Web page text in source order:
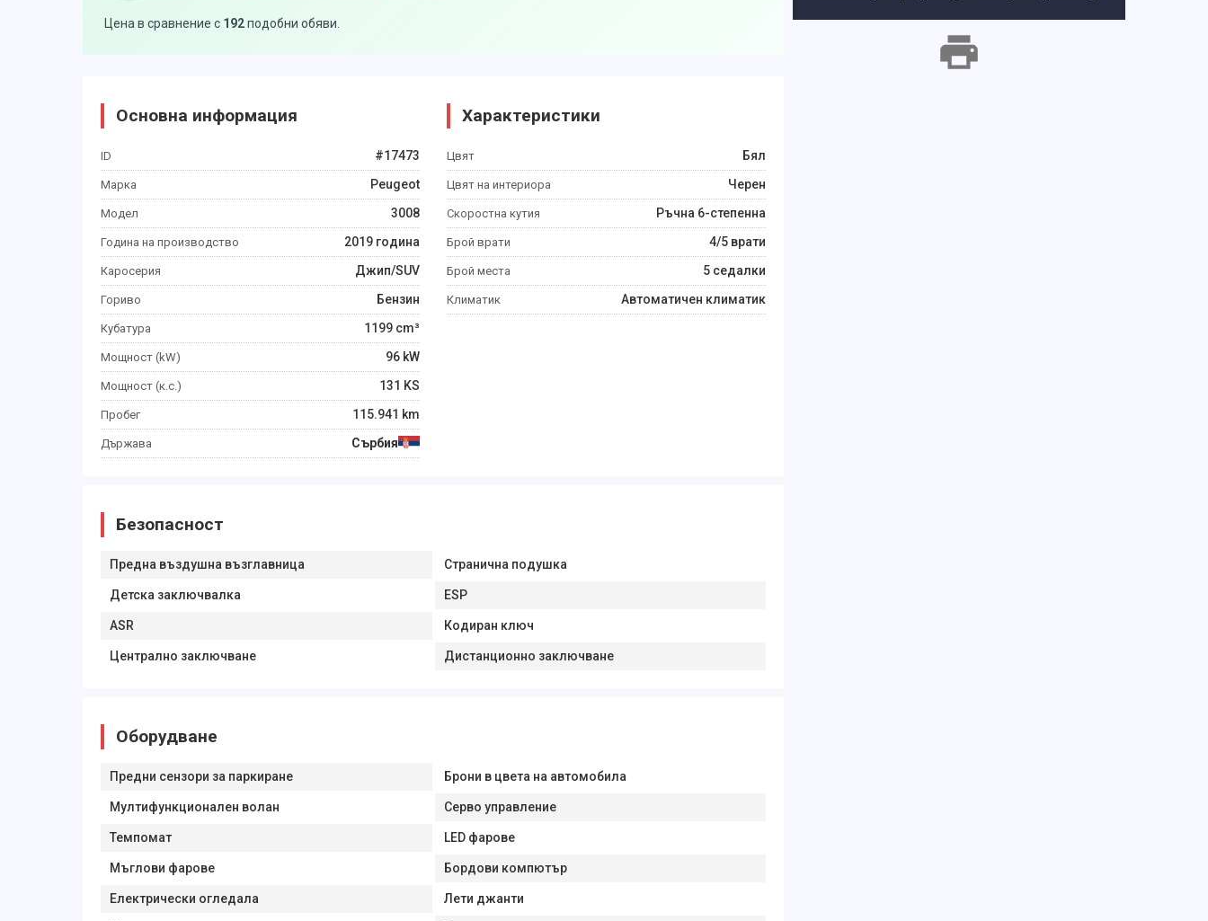
Цена в сравнение с 192подобни обяви
Основна информация
ID #17473
Марка Peugeot
Модел 3008
Година на производство 2019 година
Каросерия Джип/SUV
Гориво Бензин
Кубатура 1199 cm³
Мощност (kW) 96 kW
Мощност (к.с.) 131 KS
Пробег 115.941 km
Държава Сърбия
Характеристики
Цвят Бял
Цвят на интериора Черен
Скоростна кутия Ръчна 6-степенна
Брой врати 4/5 врати
Брой места 5 седалки
Климатик Автоматичен климатик
Безопасност
Предна въздушна възглавница Странична подушка
Детска заключвалка ESP
ASR Кодиран ключ
Централно заключване Дистанционно заключване
Оборудване
Предни сензори за паркиране Брони в цвета на автомобила
Мултифункционален волан Серво управление
Темпомат LED фарове
Мъглови фарове Бордови компютър
Електрически огледала Лети джанти